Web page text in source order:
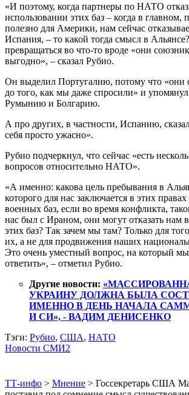
«И поэтому, когда партнеры по НАТО
использовании этих баз – когда в
полезно для Америки, нам сейчас
Испания, – то какой тогда смысл в
превращаться во что-то вроде «они
выгодно», – сказал Рубио.
Он выделил Португалию, потому что «они
до того, как мы даже спросили» и
Румынию и Болгарию.
А про других, в частности, Испанию,
себя просто ужасно».
Рубио подчеркнул, что сейчас «есть
вопросов относительно НАТО».
«А именно: какова цель пребывания в
которого для нас заключается в этих
военных баз, если во время конфликта,
нас был с Ираном, они могут отказать нам
этих баз? Так зачем мы там? Только для
их, а не для продвижения наших
Это очень уместный вопрос, на который
ответить», – отметил Рубио.
Другие новости:
УКРАИНУ ДОЛЖНА БЫЛА
ИМЕННО В ДЕНЬ НАЧАЛА
И СИ», - ВАДИМ ДЕНИСЕНКО
Тэги: Рубио, США, НАТО
Новости СМИ2
ТТ-инфо > Мнение > Госсекретарь США